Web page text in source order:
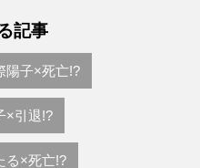
記事
陽子×死亡!?
×引退!?
る×死亡!?